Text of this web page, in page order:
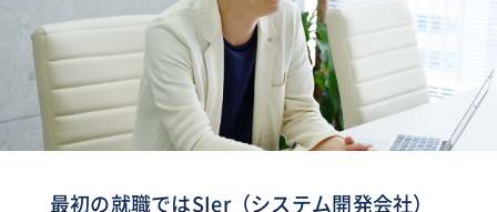
最初の就職ではSIer（システム開発会社）